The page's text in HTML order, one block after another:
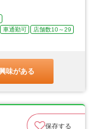
車通勤可
店舗数10～29
味がある
保存する